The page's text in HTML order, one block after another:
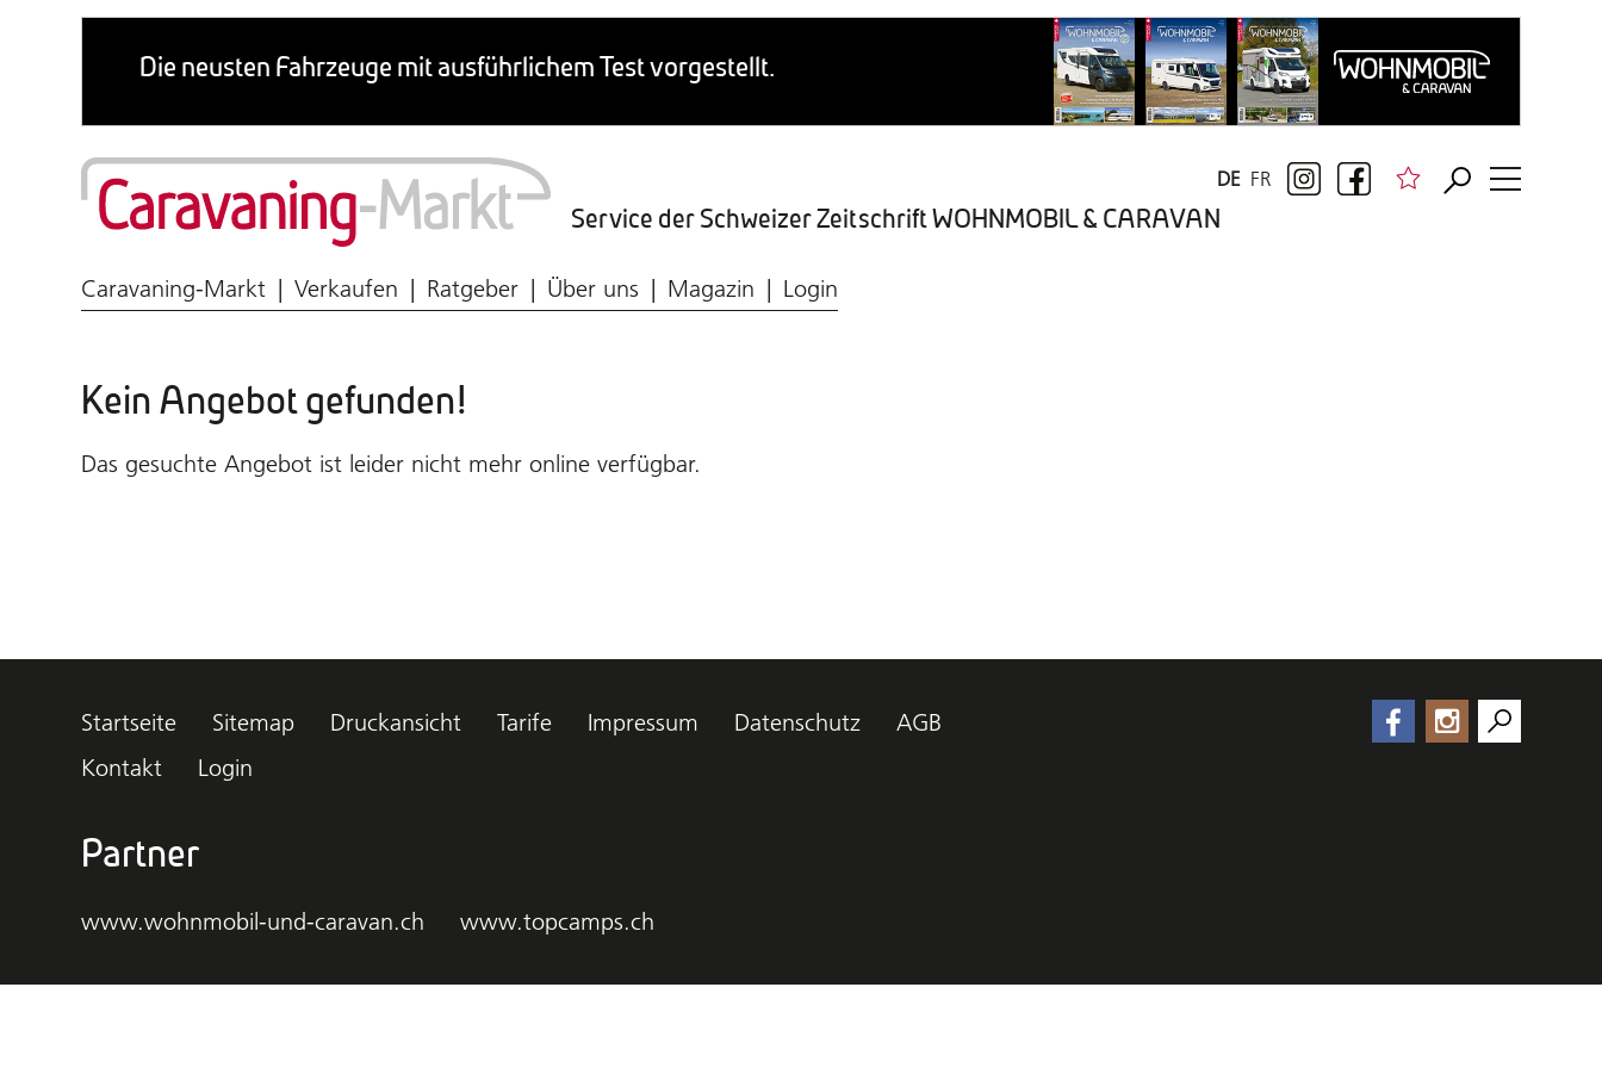
Service der Schweizer Zeitschrift WOHNMOBIL & CARAVAN
FR
DE
Caravaning-Markt Verkaufen Ratgeber Über uns Magazin Login
Kein Angebot gefunden!
Das gesuchte Angebot ist leider nicht mehr online verfügbar.
Startseite Sitemap Druckansicht Tarife Impressum Datenschutz
AGB
Kontakt
Login
Partner
www.wohnmobil-und-caravan.ch www.topcamps.ch